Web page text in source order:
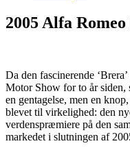
2005 Alfa
Da den fascinerende
Motor Show for to år siden,
en gentagelse, men en
blevet til virkelighed: den
verdenspræmiere på den
markedet i slutningen af